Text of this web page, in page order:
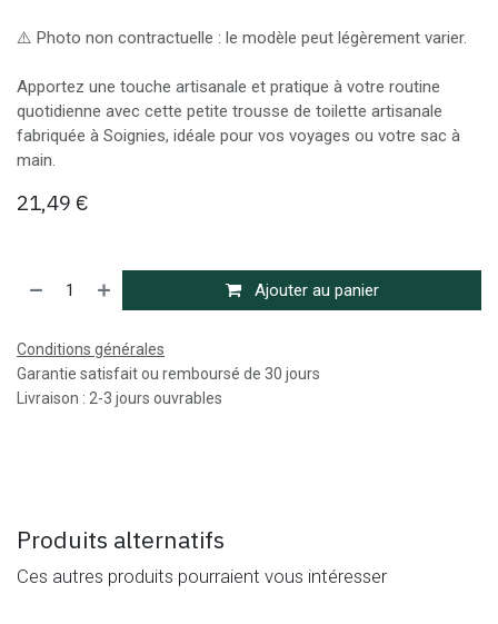
⚠️ Photo non contractuelle : le modèle peut légèrement varier.
Apportez une touche artisanale et pratique à votre routine
quotidienne avec cette petite trousse de toilette artisanale
fabriquée à Soignies, idéale pour vos voyages ou votre sac à
main.
21,49 €
Ajouter au panier
Conditions générales
Garantie satisfait ou remboursé de 30 jours
Livraison : 2-3 jours ouvrables
Produits alternatifs
Ces autres produits pourraient vous intéresser